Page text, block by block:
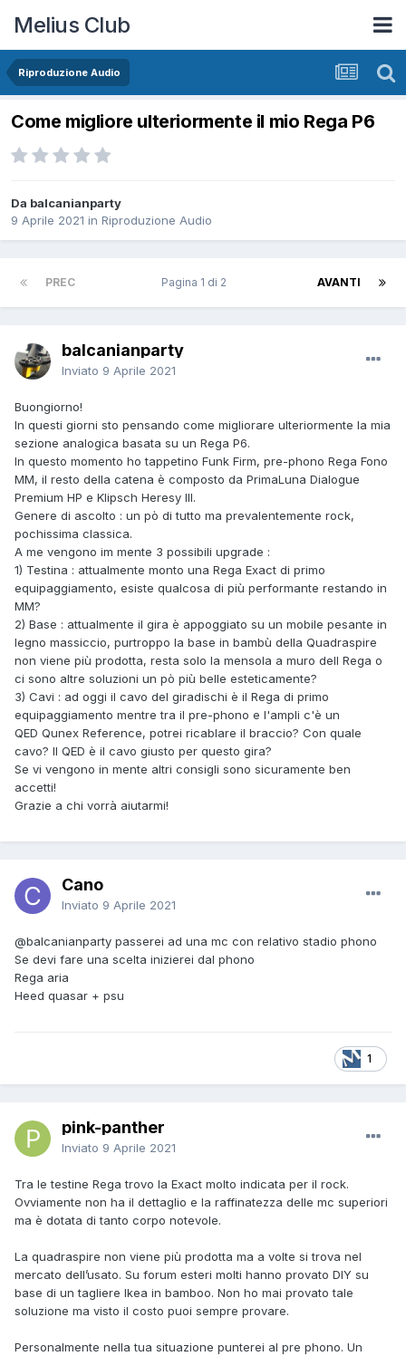
Melius Club
Riproduzione Audio
Come migliore ulteriormente il mio Rega P6
Da balcanianparty
9 Aprile 2021 in Riproduzione Audio
PREC AVANTI
Pagina 1 di 2
balcanianparty
Inviato 9 Aprile 2021
Buongiorno!
In questi giorni sto pensando come migliorare ulteriormente la mia
sezione analogica basata su un Rega P6.
In questo momento ho tappetino Funk Firm, pre-phono Rega Fono
MM, il resto della catena è composto da PrimaLuna Dialogue
Premium HP e Klipsch Heresy III.
Genere di ascolto : un pò di tutto ma prevalentemente rock,
pochissima classica.
A me vengono im mente 3 possibili upgrade :
1) Testina : attualmente monto una Rega Exact di primo
equipaggiamento, esiste qualcosa di più performante restando in
MM?
2) Base : attualmente il gira è appoggiato su un mobile pesante in
legno massiccio, purtroppo la base in bambù della Quadraspire
non viene più prodotta, resta solo la mensola a muro dell Rega o
ci sono altre soluzioni un pò più belle esteticamente?
3) Cavi : ad oggi il cavo del giradischi è il Rega di primo
equipaggiamento mentre tra il pre-phono e l'ampli c'è un
QED Qunex Reference, potrei ricablare il braccio? Con quale
cavo? Il QED è il cavo giusto per questo gira?
Se vi vengono in mente altri consigli sono sicuramente ben
accetti!
Grazie a chi vorrà aiutarmi!
Cano
Inviato 9 Aprile 2021
@balcanianparty passerei ad una mc con relativo stadio phono
Se devi fare una scelta inizierei dal phono
Rega aria
Heed quasar + psu
1
pink-panther
Inviato 9 Aprile 2021
Tra le testine Rega trovo la Exact molto indicata per il rock.
Ovviamente non ha il dettaglio e la raffinatezza delle mc superiori
ma è dotata di tanto corpo notevole.
La quadraspire non viene più prodotta ma a volte si trova nel
mercato dell’usato. Su forum esteri molti hanno provato DIY su
base di un tagliere Ikea in bamboo. Non ho mai provato tale
soluzione ma visto il costo puoi sempre provare.
Personalmente nella tua situazione punterei al pre phono. Un